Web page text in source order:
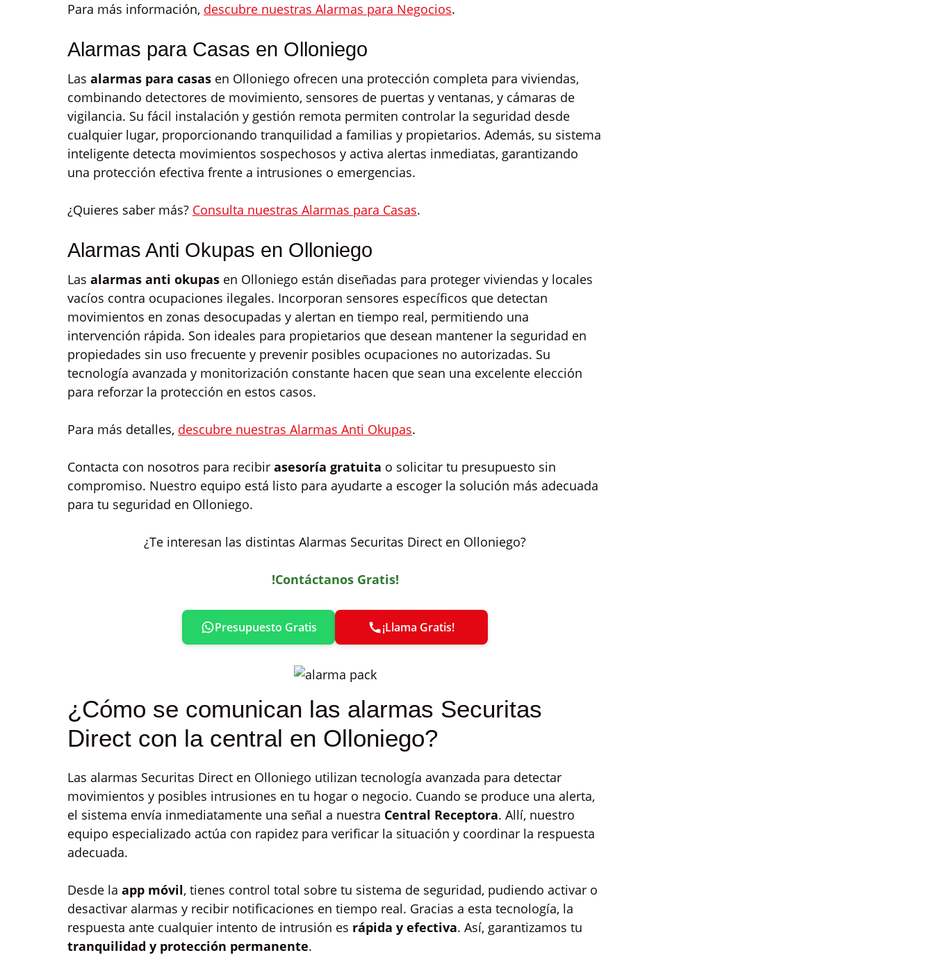
Para más información, descubre nuestras Alarmas para Negocios.
Alarmas para Casas en Olloniego
Las alarmas para casas en Olloniego ofrecen una protección completa para viviendas,
combinando detectores de movimiento, sensores de puertas y ventanas, y cámaras de
vigilancia. Su fácil instalación y gestión remota permiten controlar la seguridad desde
cualquier lugar, proporcionando tranquilidad a familias y propietarios. Además, su sistema
inteligente detecta movimientos sospechosos y activa alertas inmediatas, garantizando
una protección efectiva frente a intrusiones o emergencias.
¿Quieres saber más? Consulta nuestras Alarmas para Casas.
Alarmas Anti Okupas en Olloniego
Las alarmas anti okupas en Olloniego están diseñadas para proteger viviendas y locales
vacíos contra ocupaciones ilegales. Incorporan sensores específicos que detectan
movimientos en zonas desocupadas y alertan en tiempo real, permitiendo una
intervención rápida. Son ideales para propietarios que desean mantener la seguridad en
propiedades sin uso frecuente y prevenir posibles ocupaciones no autorizadas. Su
tecnología avanzada y monitorización constante hacen que sean una excelente elección
para reforzar la protección en estos casos.
Para más detalles, descubre nuestras Alarmas Anti Okupas.
Contacta con nosotros para recibir asesoría gratuita o solicitar tu presupuesto sin
compromiso. Nuestro equipo está listo para ayudarte a escoger la solución más adecuada
para tu seguridad en Olloniego.
¿Te interesan las distintas Alarmas Securitas Direct en Olloniego?
!Contáctanos Gratis!
Presupuesto Gratis ¡Llama Gratis!
¿Cómo se comunican las alarmas Securitas
Direct con la central en Olloniego?
Las alarmas Securitas Direct en Olloniego utilizan tecnología avanzada para detectar
movimientos y posibles intrusiones en tu hogar o negocio. Cuando se produce una alerta,
el sistema envía inmediatamente una señal a nuestra Central Receptora. Allí, nuestro
equipo especializado actúa con rapidez para verificar la situación y coordinar la respuesta
adecuada.
Desde la app móvil, tienes control total sobre tu sistema de seguridad, pudiendo activar o
desactivar alarmas y recibir notificaciones en tiempo real. Gracias a esta tecnología, la
respuesta ante cualquier intento de intrusión es rápida y efectiva. Así, garantizamos tu
tranquilidad y protección permanente.